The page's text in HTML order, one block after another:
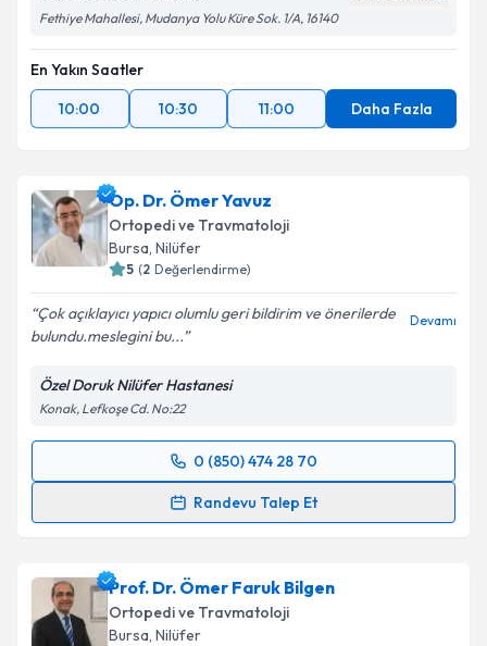
Fethiye Mahallesi, Mudanya Yolu Küre Sok. 1/A, 16140
En Yakın Saatler
10:00
10:30 11:00 Daha Fazla
Op. Dr. Ömer Yavuz
Ortopedi ve Travmatoloji
Bursa, Nilüfer
5 (2 Değerlendirme)
Çok açıklayıcı yapıcı olumlu geri bildirim ve önerilerde
bulundu.meslegini bu...
Devamı
Özel Doruk Nilüfer Hastanesi
Konak, Lefkoşe Cd. No:22
0 (850) 474 28 70
Randevu Talep Et
Randevu Takvimi Talebi
takvim hazırlandığında e-posta ile bilgilendireceğiz.
E-posta Adresiniz
Prof. Dr. Ömer Faruk Bilgen
Ortopedi ve Travmatoloji
Bursa, Nilüfer